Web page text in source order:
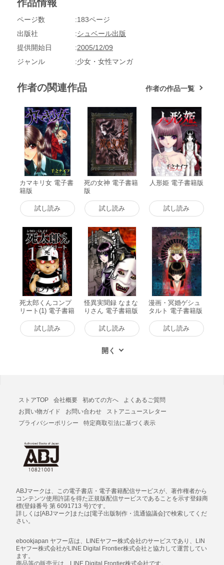
作品情報
ページ数
183ページ
出版社
シュベール出版
提供開始日
2005/12/09
ジャンル
少女・女性マンガ
作者の関連作品 作者の作品一覧
カマキリ女 電子書
籍版
試し読み
死の女神 電子書籍
版
試し読み
人形姫 電子書籍版
試し読み
死太郎くんコンプ
リート(1) 電子書籍
試し読み
怪異実聞録 なまな
りさん 電子書籍版
試し読み
漫画・冥婚ゲシュ
タルト 電子書籍版
試し読み
ストアTOP 会社概要 初めての方へ
よくあるご質問
お買い物ガイド
お問い合わせ
ストアニュースレター
プライバシーポリシー
特定商取引法に基づく表示
ABJマークは、この電子書店・電子書籍配信サービスが、著作権者から
コンテンツ使用許諾を得た正規版配信サービスであることを示す登録商
標(登録番号 第 6091713 号)です。
詳しくは[ABJマーク]または[電子出版制作・流通協議会]で検索してくだ
さい。
ebookjapan ヤフー店は、LINEヤフー株式会社のサービスであり、LIN
Eヤフー株式会社がLINE Digital Frontier株式会社と協力して運営してい
ます。